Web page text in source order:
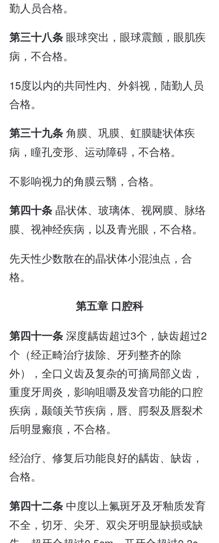
勤人员合格。
第三十八条 眼球突出，眼球震颤，眼肌疾
病，不合格。
15度以内的共同性内、外斜视，陆勤人员
合格。
第三十九条角膜、巩膜、虹膜睫状体疾
病，瞳孔变形、运动障碍，不合格。
不影响视力的角膜云翳，合格。
第四十条 晶状体、玻璃体、视网膜、脉络
膜、视神经疾病，以及青光眼，不合格。
先天性少数散在的晶状体小混浊点，合
格。
第五章 口腔科
第四十一条深度龋齿超过3个，缺齿超过2
个（经正畸治疗拔除、牙列整齐的除
外），全口义齿及复杂的可摘局部义齿，
重度牙周炎，影响咀嚼及发音功能的口腔
疾病，颞颌关节疾病，唇、腭裂及唇裂术
后明显瘢痕，不合格。
经治疗、修复后功能良好的龋齿、缺齿，
合格。
第四十二条 中度以上氟斑牙及牙釉质发育
不全，切牙、尖牙、双尖牙明显缺损或缺